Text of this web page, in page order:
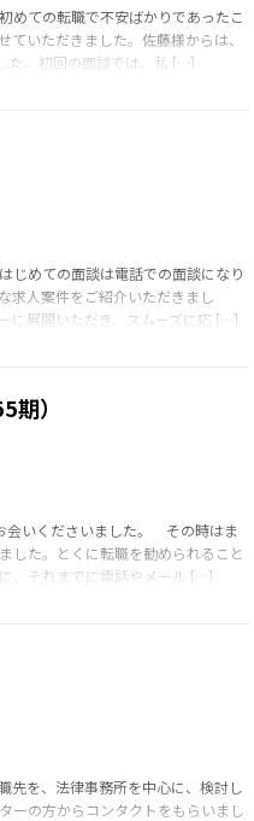
めての転職で不安ばかりであったこ
いただきました。佐藤様からは、
た。初回の面談では、私 […]
じめての面談は電話での面談になり
求人案件をご紹介いただきまし
展開いただき、スムーズに応 […]
）
会いくださいました。 その時はま
した。とくに転職を勧められること
、それまでに電話やメール […]
先を、法律事務所を中心に、検討し
ーの方からコンタクトをもらいまし